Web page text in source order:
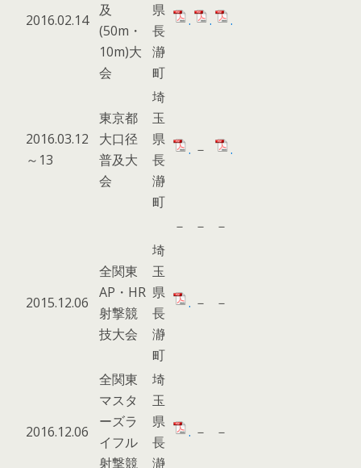
2016.02.14
及
(50m・
10m)大
会
県
長
瀞
町
. . .
2016.03.12
～13
東京都
大口径
普及大
会
埼
玉
県
長
瀞
町
. － .
－ － －
2015.12.06
全関東
AP・HR
射撃競
技大会
埼
玉
県
長
瀞
町
. － －
2016.12.06
全関東
マスタ
ーズラ
イフル
射撃競
埼
玉
県
長
瀞
. － －